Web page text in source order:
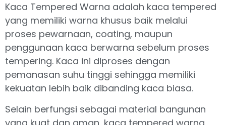
Kaca Tempered Warna adalah kaca tempered
yang memiliki warna khusus baik melalui
proses pewarnaan, coating, maupun
penggunaan kaca berwarna sebelum proses
tempering. Kaca ini diproses dengan
pemanasan suhu tinggi sehingga memiliki
kekuatan lebih baik dibanding kaca biasa.
Selain berfungsi sebagai material bangunan
yang kuat dan aman, kaca tempered warna